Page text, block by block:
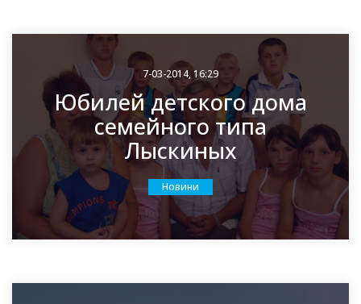
7-03-2014, 16:29
Юбилей детского дома
семейного типа
Лыскиных
Новини